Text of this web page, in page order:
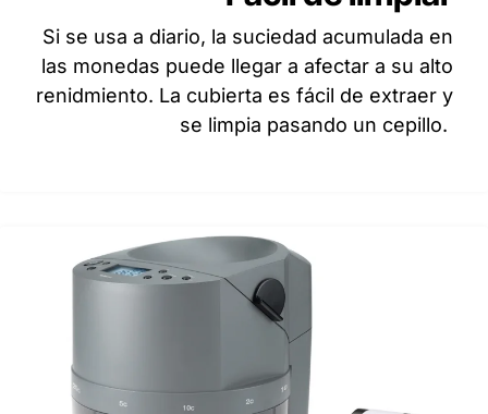
Si se usa a diario, la suciedad acumulada en
las monedas puede llegar a afectar a su alto
renidmiento. La cubierta es fácil de extraer y
se limpia pasando un cepillo.